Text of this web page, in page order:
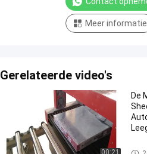
Meer informatie
Gerelateerde video's
00:21
De